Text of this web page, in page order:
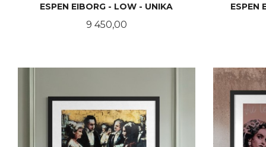
ESPEN EIBORG - LOW - UNIKA
Pris
9 450,00
ESPEN